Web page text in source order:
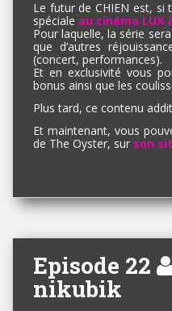
Le futur de CHIEN est, si
spéciale au cinéma LUX
Pour laquelle, la série
que d’autres
(concert, performances).
Et en exclusivité vous
bonus ainsi que les
Plus tard, ce contenu
Et maintenant, vous
de The Oyster, sur son
Episode 22
nikubik